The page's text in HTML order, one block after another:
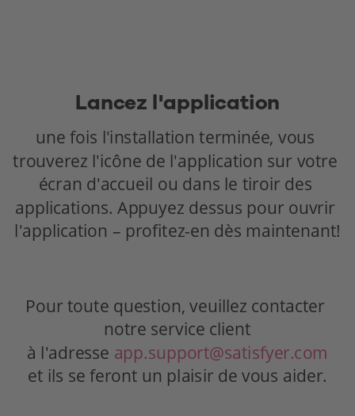
Lancez l'application
une fois l'installation terminée, vous
trouverez l'icône de l'application sur votre
écran d'accueil ou dans le tiroir des
applications. Appuyez dessus pour ouvrir
l'application – profitez-en dès maintenant!
Pour toute question, veuillez contacter
notre service client
à l'adresse app.support@satisfyer.com
et ils se feront un plaisir de vous aider.